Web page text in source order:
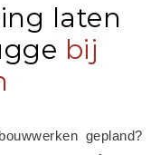
laten
bij
gepland?